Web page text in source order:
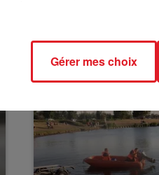
Gérer mes choix